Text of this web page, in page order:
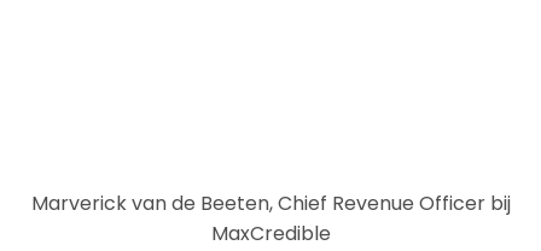
Marverick van de Beeten, Chief Revenue Officer bij
MaxCredible